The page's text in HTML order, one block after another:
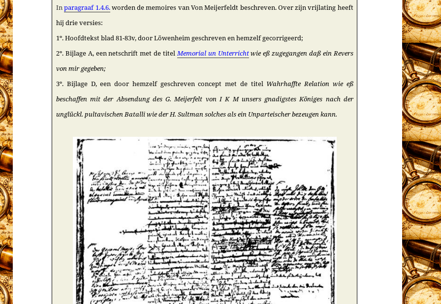
Inparagraaf 1.4.6.worden de memoires van Von Meijerfeldt beschreven. Over zijn vrijlating heeft
hij drie versies:
1º. Hoofdtekst blad 81-83v, door Löwenheim geschreven en hemzelf gecorrigeerd;
2º. Bijlage A, een netschriftmet de titelMemorial un Unterrichtwie eß zugegangen daß ein Revers
von mir gegeben;
3º. Bijlage D,een door hemzelf geschreven concept met de titel Wahrhaffte Relation wie eß
beschaffen mit der Absendung des G. Meijerfelt von I K M unsers gnadigstes Königes nach der
unglückl. pultavischen Batalli wie der H. Sultman solches als ein Unparteischer bezeugen kann.